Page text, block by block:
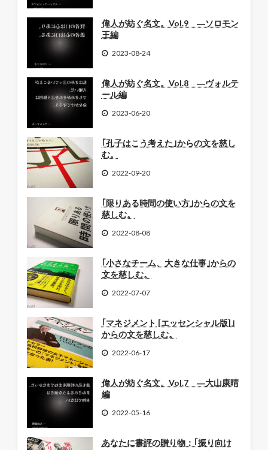
偉人が紡ぐ名文。Vol.9 ―ソロモン
王編
2023-08-24
偉人が紡ぐ名文。Vol.8 ―ヴォルテ
ール編
2023-06-20
｢孔子はこう考えた｣からの文を慈し
む。
2022-09-20
｢限りある時間の使い方｣からの文を
慈しむ。
2022-08-08
｢小さなチーム、大きな仕事｣からの
文を慈しむ。
2022-07-07
｢マネジメント [エッセンシャル版]｣
からの文を慈しむ。
2022-06-17
偉人が紡ぐ名文。Vol.7 ―大山康晴
編
2022-05-16
あなたに書評の贈り物：｢振り向け